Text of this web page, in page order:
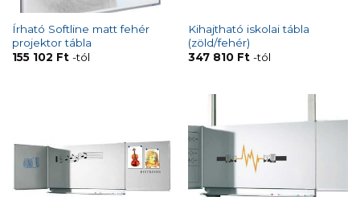
Írható Softline matt fehér
projektor tábla
155 102 Ft-tól
Kihajtható iskolai tábla
(zöld/fehér)
347 810 Ft-tól